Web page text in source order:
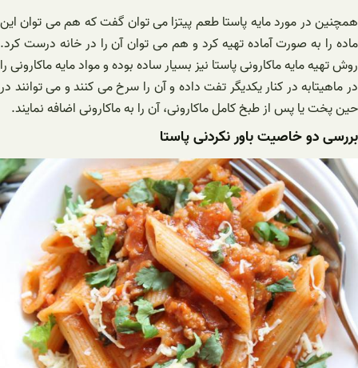
همچنین در مورد مایه پاستا طعم پیتزا می ‌توان گفت که هم می‌ توان این
ماده را به صورت آماده تهیه کرد و هم می ‌توان آن را در خانه درست کرد.
روش تهیه مایه ماکارونی پاستا نیز بسیار ساده بوده و مواد مایه ماکارونی را
در ماهیتابه در کنار یکدیگر تفت داده و آن را سرخ می کنند و می توانند در
حین پخت یا پس از طبخ کامل ماکارونی، آن را به ماکارونی اضافه نمایند.
بررسی دو خاصیت باور نکردنی پاستا